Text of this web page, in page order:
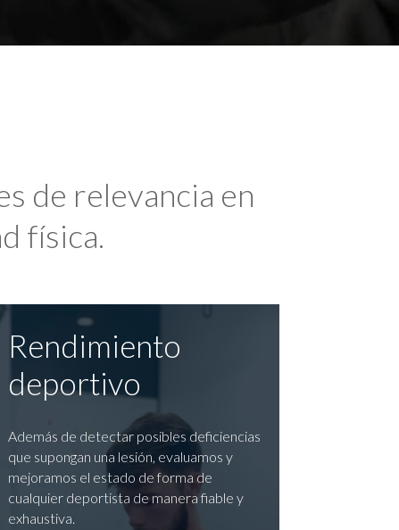
de relevancia en
física.
Rendimiento
deportivo
Además de detectar posibles deficiencias
que supongan una lesión, evaluamos y
mejoramos el estado de forma de
cualquier deportista de manera fiable y
exhaustiva.